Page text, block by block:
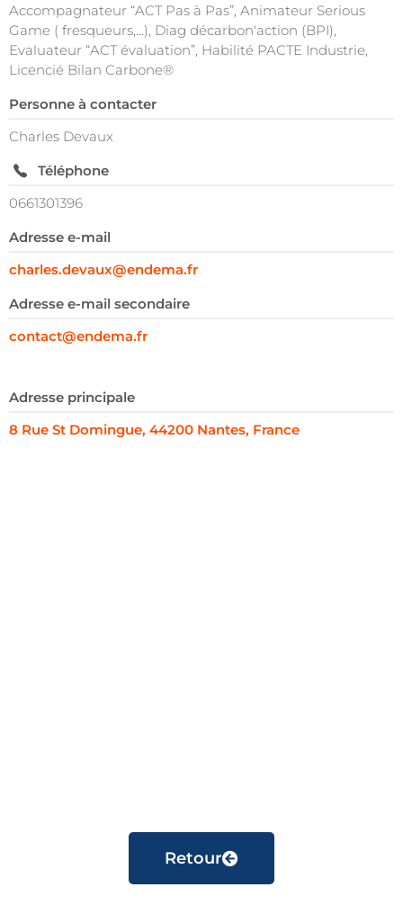
Accompagnateur “ACT Pas à Pas”, Animateur Serious
Game ( fresqueurs,…), Diag décarbon'action (BPI),
Evaluateur “ACT évaluation”, Habilité PACTE Industrie,
Licencié Bilan Carbone®
Personne à contacter
Charles Devaux
Téléphone
0661301396
Adresse e-mail
charles.devaux@endema.fr
Adresse e-mail secondaire
contact@endema.fr
Adresse principale
8 Rue St Domingue, 44200 Nantes, France
Retour